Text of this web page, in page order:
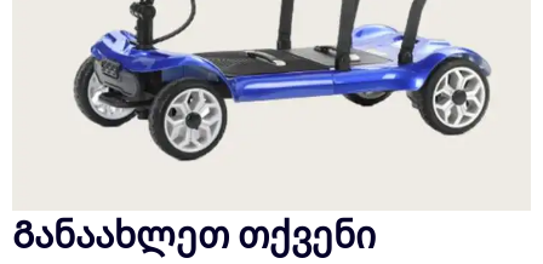
Განაახლეთ თქვენი